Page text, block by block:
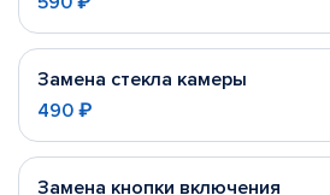
Замена стекла камеры
490 ₽
Замена кнопки включения